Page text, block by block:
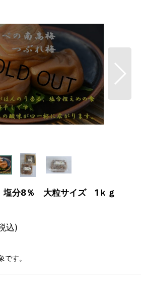
分8％ 大粒サイズ 1ｋｇ
込)
です。